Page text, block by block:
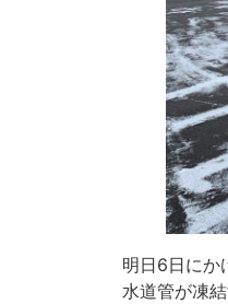
明日6日にか
水道管が凍